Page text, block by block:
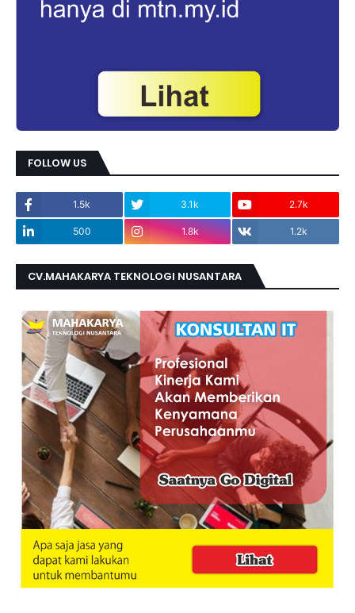
FOLLOW US
1.5k 3.1k 2.7k
500 1.8k 1.2k
CV.MAHAKARYA TEKNOLOGI NUSANTARA